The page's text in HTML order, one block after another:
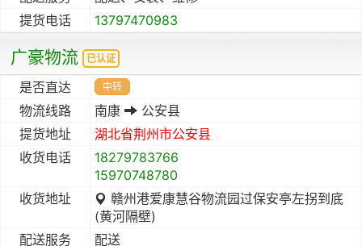
提货电话
13797470983
广豪物流 已认证
是否直达 中转
物流线路 南康
公安县
提货地址
湖北省荆州市公安县
收货电话
18279783766
15970748780
收货地址
赣州港爱康慧谷物流园过保安亭左拐到底
(黄河隔壁)
配送服务
配送